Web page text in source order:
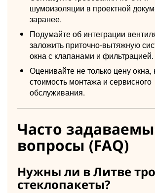
шумоизоляции в проектной
заранее.
Подумайте об интеграции
заложить приточно-вытяжную
окна с клапанами и фильтрацией.
Оценивайте не только цену окна,
стоимость монтажа и сервисного
обслуживания.
Часто
вопросы (FAQ)
Нужны ли в Литве
стеклопакеты?